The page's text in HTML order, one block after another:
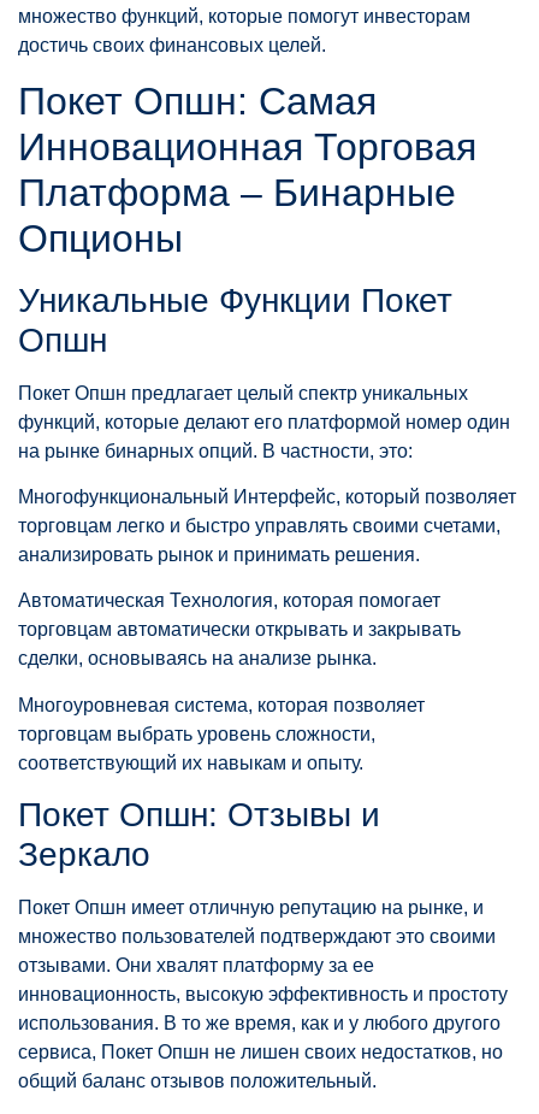
множество функций, которые помогут инвесторам
достичь своих финансовых целей.
Покет Опшн: Самая
Инновационная Торговая
Платформа – Бинарные
Опционы
Уникальные Функции Покет
Опшн
Покет Опшн предлагает целый спектр уникальных
функций, которые делают его платформой номер один
на рынке бинарных опций. В частности, это:
Многофункциональный Интерфейс, который позволяет
торговцам легко и быстро управлять своими счетами,
анализировать рынок и принимать решения.
Автоматическая Технология, которая помогает
торговцам автоматически открывать и закрывать
сделки, основываясь на анализе рынка.
Многоуровневая система, которая позволяет
торговцам выбрать уровень сложности,
соответствующий их навыкам и опыту.
Покет Опшн: Отзывы и
Зеркало
Покет Опшн имеет отличную репутацию на рынке, и
множество пользователей подтверждают это своими
отзывами. Они хвалят платформу за ее
инновационность, высокую эффективность и простоту
использования. В то же время, как и у любого другого
сервиса, Покет Опшн не лишен своих недостатков, но
общий баланс отзывов положительный.